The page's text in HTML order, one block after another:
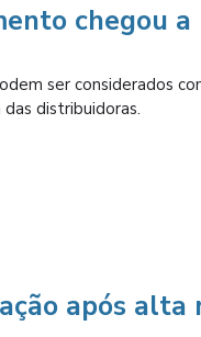
chegou a
ser considerados
distribuidoras.
após alta